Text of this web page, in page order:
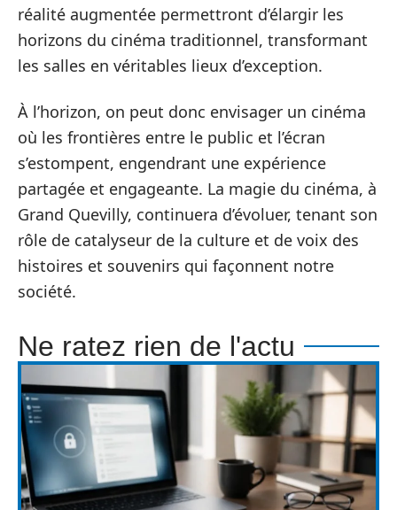
réalité augmentée permettront d’élargir les
horizons du cinéma traditionnel, transformant
les salles en véritables lieux d’exception.
À l’horizon, on peut donc envisager un cinéma
où les frontières entre le public et l’écran
s’estompent, engendrant une expérience
partagée et engageante. La magie du cinéma, à
Grand Quevilly, continuera d’évoluer, tenant son
rôle de catalyseur de la culture et de voix des
histoires et souvenirs qui façonnent notre
société.
Ne ratez rien de l'actu